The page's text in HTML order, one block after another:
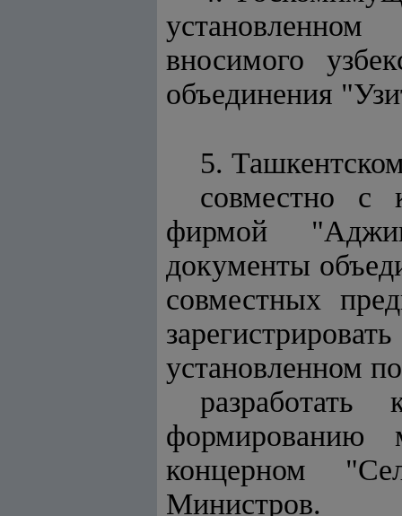
вносимого
объединения
5.
совместно с
фирмой
документы
совместных
установленном
формированию
концерном
Министров.